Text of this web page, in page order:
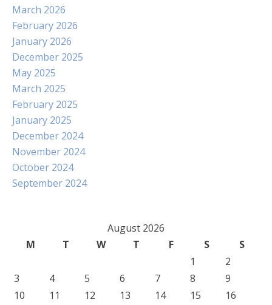
March 2026
February 2026
January 2026
December 2025
May 2025
March 2025
February 2025
January 2025
December 2024
November 2024
October 2024
September 2024
August 2026
M
T W T F S
S
1
2
3
4 5 6 7 8
9
10
11 12 13 14 15
16